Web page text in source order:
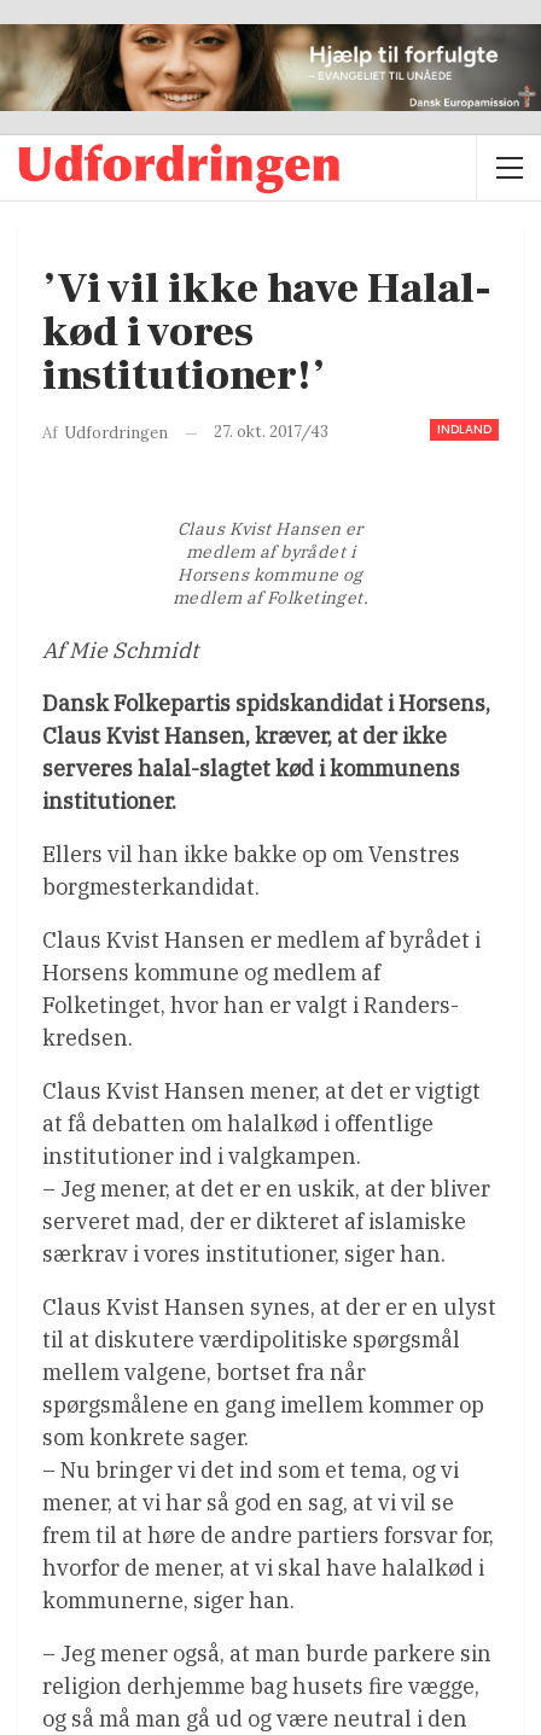
’Vi vil ikke have Halal-
kød i vores
institutioner!’
INDLAND
Af Udfordringen 27. okt. 2017/43
Claus Kvist Hansen er
medlem af byrådet i
Horsens kommune og
medlem af Folketinget.
Af Mie Schmidt
Dansk Folkepartis spidskandidat i Horsens,
Claus Kvist Hansen, kræver, at der ikke
serveres halal-slagtet kød i kommunens
institutioner.
Ellers vil han ikke bakke op om Venstres
borgmesterkandidat.
Claus Kvist Hansen er medlem af byrådet i
Horsens kommune og medlem af
Folketinget, hvor han er valgt i Randers-
kredsen.
Claus Kvist Hansen mener, at det er vigtigt
at få debatten om halalkød i offentlige
institutioner ind i valgkampen.
– Jeg mener, at det er en uskik, at der bliver
serveret mad, der er dikteret af islamiske
særkrav i vores institutioner, siger han.
Claus Kvist Hansen synes, at der er en ulyst
til at diskutere værdipolitiske spørgsmål
mellem valgene, bortset fra når
spørgsmålene en gang imellem kommer op
som konkrete sager.
– Nu bringer vi det ind som et tema, og vi
mener, at vi har så god en sag, at vi vil se
frem til at høre de andre partiers forsvar for,
hvorfor de mener, at vi skal have halalkød i
kommunerne, siger han.
– Jeg mener også, at man burde parkere sin
religion derhjemme bag husets fire vægge,
og så må man gå ud og være neutral i den